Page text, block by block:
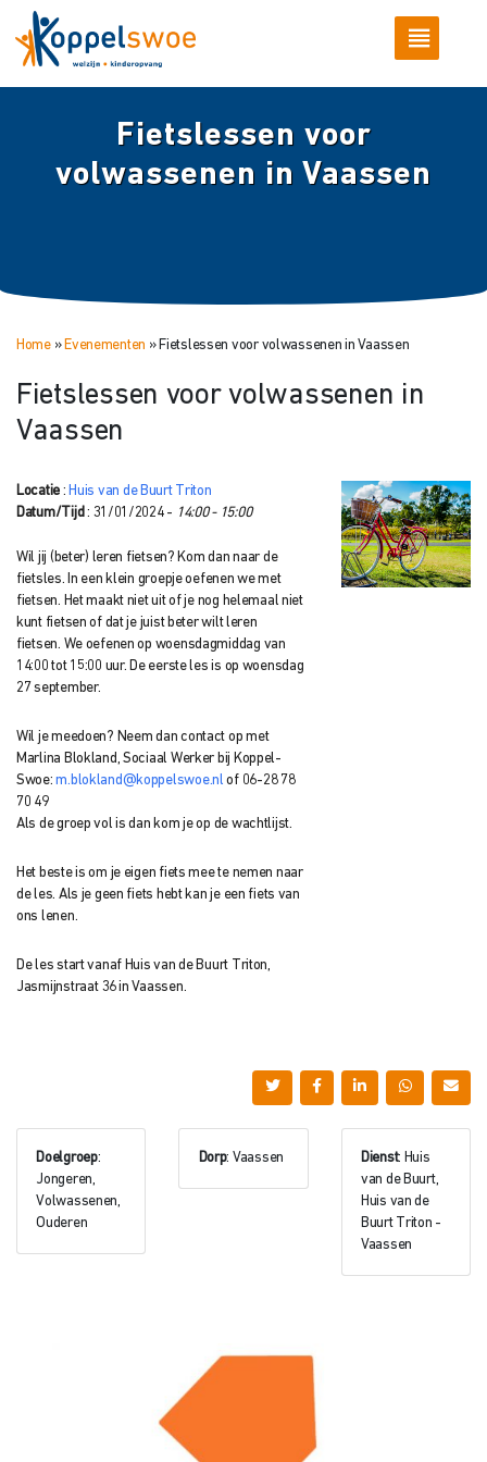
Fietslessen voor
volwassenen in Vaassen
Home» Evenementen » Fietslessen voor volwassenen in Vaassen
Fietslessen voor volwassenen in
Vaassen
Locatie : Huis van de Buurt Triton
Datum/Tijd : 31/01/2024 - 14:00 - 15:00
Wil jij (beter) leren fietsen? Kom dan naar de
fietsles. In een klein groepje oefenen we met
fietsen. Het maakt niet uit of je nog helemaal niet
kunt fietsen of dat je juist beter wilt leren
fietsen. We oefenen op woensdagmiddag van
14:00 tot 15:00 uur. De eerste les is op woensdag
27 september.
Wil je meedoen? Neem dan contact op met
Marlina Blokland, Sociaal Werker bij Koppel-
Swoe:m.blokland@koppelswoe.nl of 06-28 78
70 49
Als de groep vol is dan kom je op de wachtlijst.
Het beste is om je eigen fiets mee te nemen naar
de les. Als je geen fiets hebt kan je een fiets van
ons lenen.
De les start vanaf Huis van de Buurt Triton,
Jasmijnstraat 36 in Vaassen.
Doelgroep:
Jongeren,
Volwassenen,
Ouderen
Dorp: Vaassen Dienst: Huis
van de Buurt,
Huis van de
Buurt Triton -
Vaassen